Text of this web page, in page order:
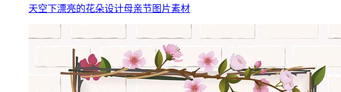
天空下漂亮的花朵设计母亲节图片素材